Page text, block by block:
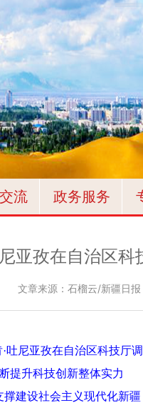
流 政务服务
亚孜在自治区科
文章来源：石榴云/新疆日
·吐尼亚孜在自治区科技厅
提升科技创新整体实力
撑建设社会主义现代化新疆